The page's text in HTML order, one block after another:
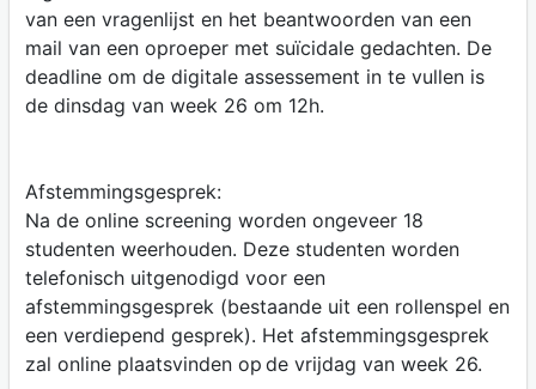
van een vragenlijst en het beantwoorden van een
mail van een oproeper met suïcidale gedachten. De
deadline om de digitale assessement in te vullen is
de dinsdag van week 26 om 12h.
Afstemmingsgesprek:
Na de online screening worden ongeveer 18
studenten weerhouden. Deze studenten worden
telefonisch uitgenodigd voor een
afstemmingsgesprek (bestaande uit een rollenspel en
een verdiepend gesprek). Het afstemmingsgesprek
zal online plaatsvinden op de vrijdag van week 26.